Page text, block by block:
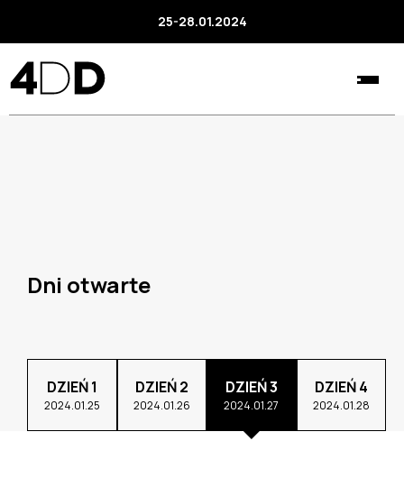
25-28.01.2024
Dni otwarte
DZIEŃ 1
2024.01.25
DZIEŃ 2
2024.01.26
DZIEŃ 3
2024.01.27
DZIEŃ 4
2024.01.28